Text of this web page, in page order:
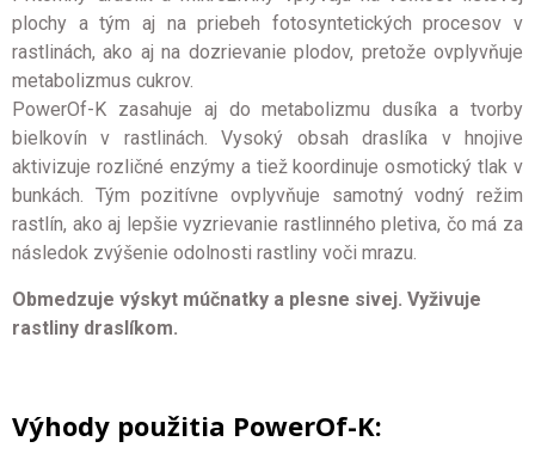
plochy a tým aj na priebeh fotosyntetických procesov v
rastlinách, ako aj na dozrievanie plodov, pretože ovplyvňuje
metabolizmus cukrov.
PowerOf-K zasahuje aj do metabolizmu dusíka a tvorby
bielkovín v rastlinách. Vysoký obsah draslíka v hnojive
aktivizuje rozličné enzýmy a tiež koordinuje osmotický tlak v
bunkách. Tým pozitívne ovplyvňuje samotný vodný režim
rastlín, ako aj lepšie vyzrievanie rastlinného pletiva, čo má za
následok zvýšenie odolnosti rastliny voči mrazu.
Obmedzuje výskyt múčnatky a plesne sivej. Vyživuje
rastliny draslíkom.
Výhody použitia PowerOf-K: